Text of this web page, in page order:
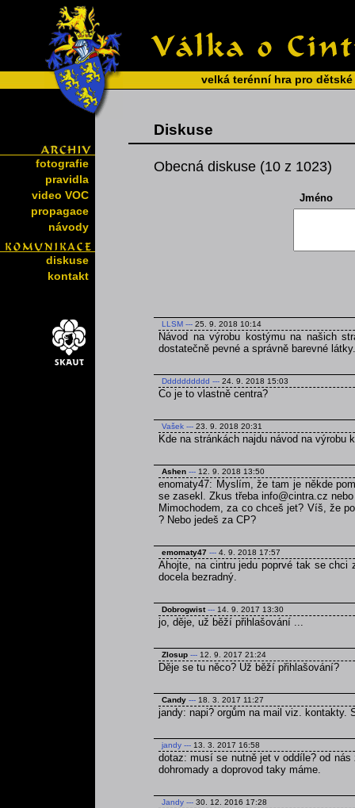
velká terénní hra pro
fotografie
pravidla
video VOC
propagace
návody
diskuse
kontakt
Diskuse
Obecná diskuse (10 z 1023)
Jméno
LLSM --- 25. 9. 2018 10:14
Návod na výrobu kostýmu na našich
dostatečně pevné a správně barevné látky.
Dddddddddd --- 24. 9. 2018 15:03
Co je to vlastně centra?
Vašek --- 23. 9. 2018 20:31
Kde na stránkách najdu návod na výrobu
Ashen --- 12. 9. 2018 13:50
enomaty47: Myslím, že tam je někde
se zasekl. Zkus třeba info@cintra.cz
Mimochodem, za co chceš jet? Víš, že
? Nebo jedeš za CP?
emomaty47 --- 4. 9. 2018 17:57
Ahojte, na cintru jedu poprvé tak se chci
docela bezradný.
Dobrogwist --- 14. 9. 2017 13:30
jo, děje, už běží přihlašování ...
Zlosup --- 12. 9. 2017 21:24
Děje se tu něco? Už běží přihlašování?
Candy --- 18. 3. 2017 11:27
jandy: napi? orgům na mail viz. kontakty.
jandy --- 13. 3. 2017 16:58
dotaz: musí se nutně jet v oddíle? od
dohromady a doprovod taky máme.
Jandy --- 30. 12. 2016 17:28